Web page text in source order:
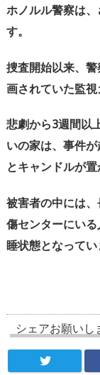
ホノルル警察は
す。
捜査開始以来、
画されていた監視
悲劇から3週間以
いの家は、事件
とキャンドルが
被害者の中には
傷センターにい
睡状態となってい
シェアお願いし